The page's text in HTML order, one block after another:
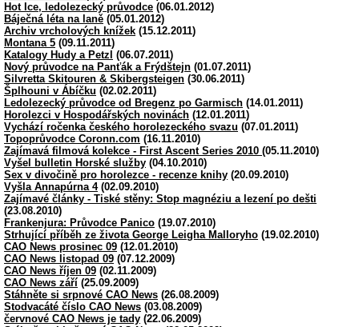
Hot Ice, ledolezecký průvodce (06.01.2012)
Báječná léta na laně (05.01.2012)
Archiv vrcholových knížek (15.12.2011)
Montana 5 (09.11.2011)
Katalogy Hudy a Petzl (06.07.2011)
Nový průvodce na Panťák a Frýdštejn (01.07.2011)
Silvretta Skitouren & Skibergsteigen (30.06.2011)
Šplhouni v Ábíčku (02.02.2011)
Ledolezecký průvodce od Bregenz po Garmisch (14.01.2011)
Horolezci v Hospodářských novinách (12.01.2011)
Vychází ročenka českého horolezeckého svazu (07.01.2011)
Topoprůvodce Coronn.com (16.11.2010)
Zajímavá filmová kolekce - First Ascent Series 2010 (05.11.2010)
Vyšel bulletin Horské služby (04.10.2010)
Sex v divočině pro horolezce - recenze knihy (20.09.2010)
Vyšla Annapúrna 4(02.09.2010)
Zajímavé články - Tiské stěny: Stop magnéziu a lezení po dešti
(23.08.2010)
Frankenjura: Průvodce Panico (19.07.2010)
Strhující příběh ze života George Leigha Malloryho (19.02.2010)
CAO News prosinec 09 (12.01.2010)
CAO News listopad 09 (07.12.2009)
CAO News říjen 09 (02.11.2009)
CAO News září (25.09.2009)
Stáhněte si srpnové CAO News (26.08.2009)
Stodvacáté číslo CAO News (03.08.2009)
červnové CAO News je tady (22.06.2009)